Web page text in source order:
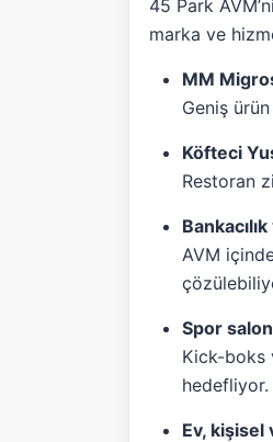
45 Park
marka ve
MM
Geniş
Köfteci
Restoran
AVM
Spor
Kick-boks
hedefliyor.
Ev,